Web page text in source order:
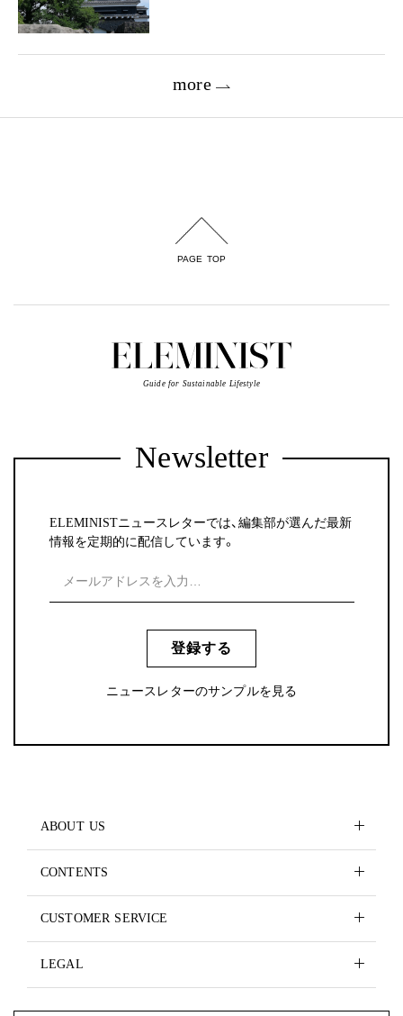
more
PAGE TOP
Guide for Sustainable Lifestyle
Newsletter
ELEMINISTニュースレターでは、編集部が選んだ最新
情報を定期的に配信しています。
登録する
ニュースレターのサンプルを見る
ABOUT US
CONTENTS
CUSTOMER SERVICE
LEGAL